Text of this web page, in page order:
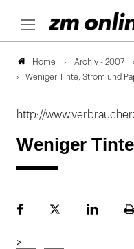
Home Archiv - 2007
Weniger Tinte, Strom und
http://
Weniger
FacebookPlattformLinekdIn
>